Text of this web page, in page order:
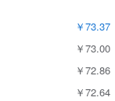
￥73.37
￥73.00
￥72.86
￥72.64